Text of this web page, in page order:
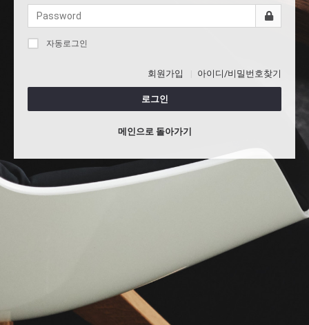
자동로그인
회원가입 아이디/비밀번호찾기
로그인
메인으로 돌아가기